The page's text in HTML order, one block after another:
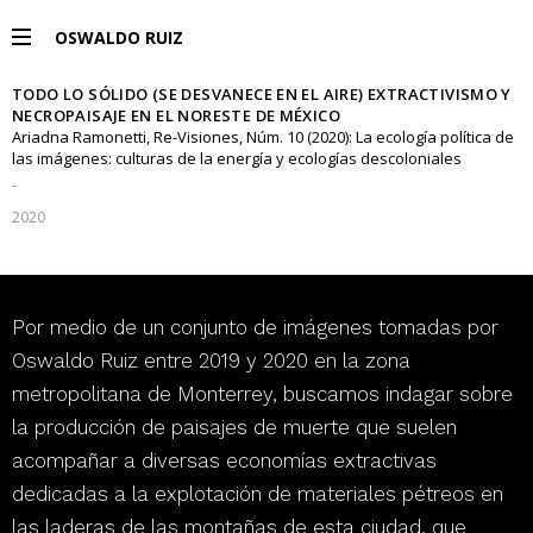
PROYECTOS
EXPOSICIONES
ENGLISH
OSWALDO RUIZ
TODO LO SÓLIDO (SE DESVANECE EN EL AIRE) EXTRACTIVISMO Y
NECROPAISAJE EN EL NORESTE DE MÉXICO
Ariadna Ramonetti, Re-Visiones, Núm. 10 (2020): La ecología política de
las imágenes: culturas de la energía y ecologías descoloniales
-
2020
Por medio de un conjunto de imágenes tomadas por
Oswaldo Ruiz entre 2019 y 2020 en la zona
metropolitana de Monterrey, buscamos indagar sobre
la producción de paisajes de muerte que suelen
acompañar a diversas economías extractivas
dedicadas a la explotación de materiales pétreos en
las laderas de las montañas de esta ciudad, que